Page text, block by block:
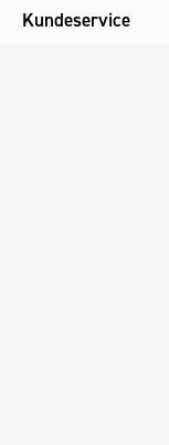
Kundeservice